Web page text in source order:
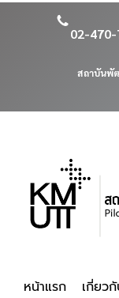
02-470-
สถาบันพั
หน้าแรก เกี่ยวกั